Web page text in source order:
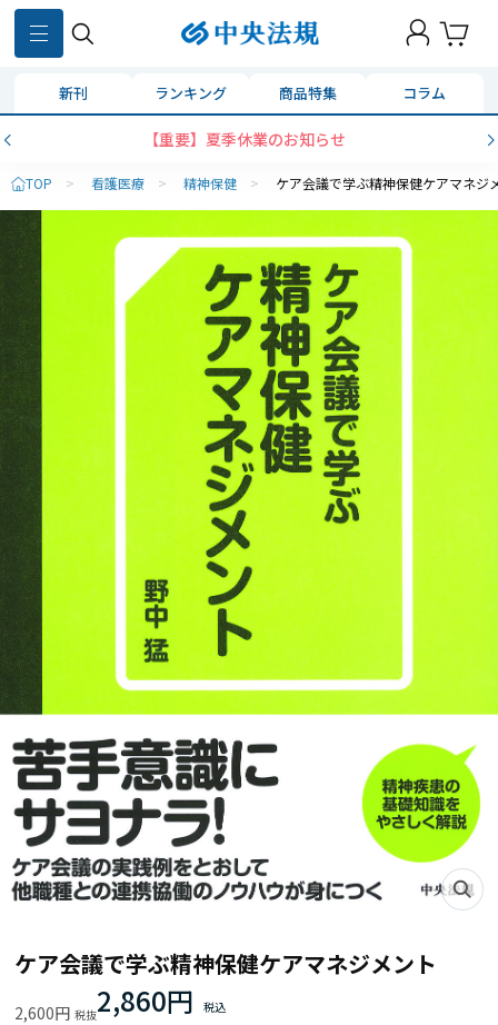
新刊 ランキング 商品特集 コラム
【重要】夏季休業のお知らせ
TOP > 看護医療 > 精神保健 > ケア会議で学ぶ精神保健ケアマネジ
ケア会議で学ぶ精神保健ケアマネジメント
2,600円 2,860円